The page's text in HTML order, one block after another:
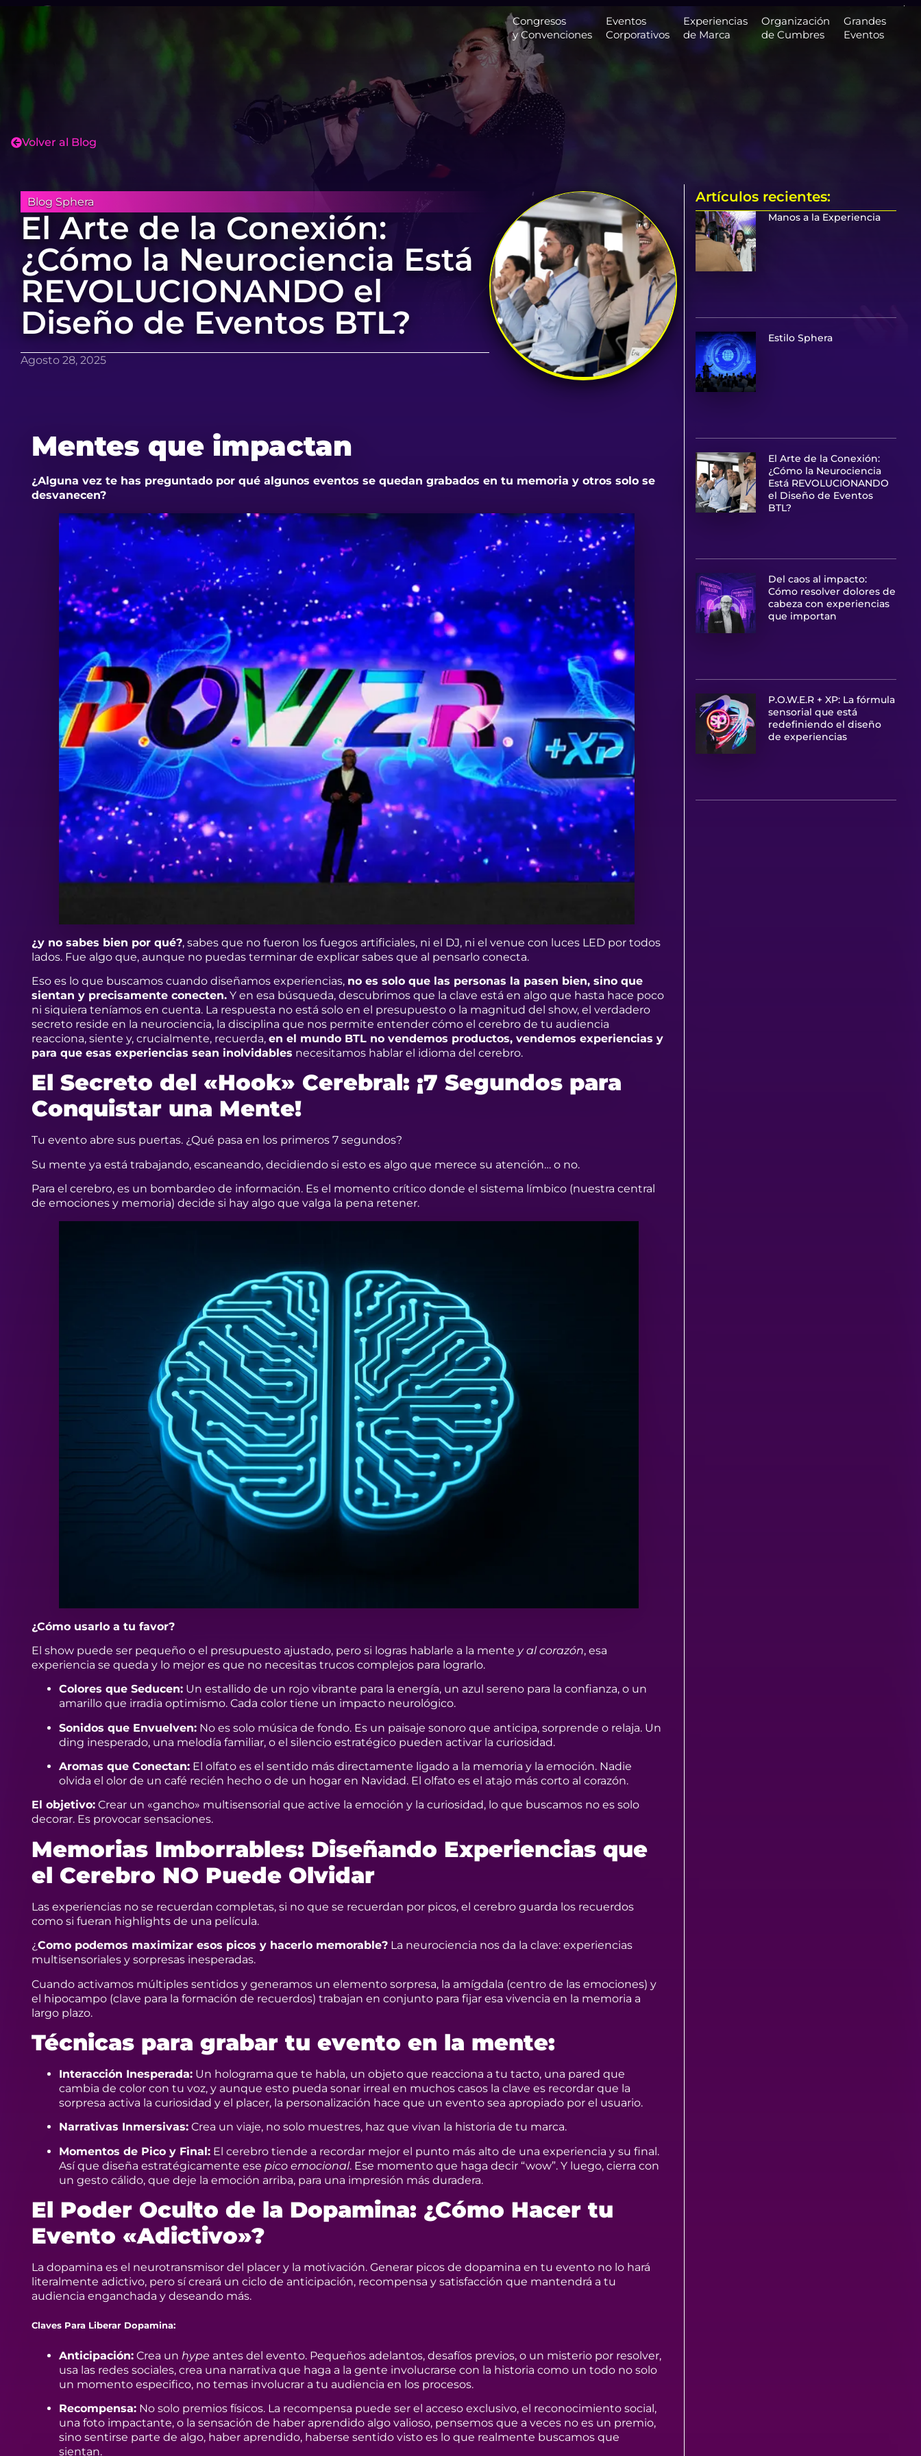
Congresos
y Convenciones
Eventos
Corporativos
Experiencias
de Marca
Organización
de Cumbres
Grandes
Eventos
Volver al Blog
Blog Sphera
El Arte de la Conexión:
¿Cómo la Neurociencia Está
REVOLUCIONANDO el
Diseño de Eventos BTL?
Agosto 28, 2025
Mentes que impactan
¿Alguna vez te has preguntado por qué algunos eventos se quedan grabados en tu memoria y otros solo se
desvanecen?
¿y no sabes bien por qué?, sabes que no fueron los fuegos artificiales, ni el DJ, ni el venue con luces LED por todos
lados. Fue algo que, aunque no puedas terminar de explicar sabes que al pensarlo conecta.
Eso es lo que buscamos cuando diseñamos experiencias, no es solo que las personas la pasen bien, sino que
sientan y precisamente conecten. Y en esa búsqueda, descubrimos que la clave está en algo que hasta hace poco
ni siquiera teníamos en cuenta. La respuesta no está solo en el presupuesto o la magnitud del show, el verdadero
secreto reside en la neurociencia, la disciplina que nos permite entender cómo el cerebro de tu audiencia
reacciona, siente y, crucialmente, recuerda, en el mundo BTL no vendemos productos, vendemos experiencias y
para que esas experiencias sean inolvidables necesitamos hablar el idioma del cerebro.
El Secreto del «Hook» Cerebral: ¡7 Segundos para
Conquistar una Mente!
Tu evento abre sus puertas. ¿Qué pasa en los primeros 7 segundos?
Su mente ya está trabajando, escaneando, decidiendo si esto es algo que merece su atención… o no.
Para el cerebro, es un bombardeo de información. Es el momento crítico donde el sistema límbico (nuestra central
de emociones y memoria) decide si hay algo que valga la pena retener.
¿Cómo usarlo a tu favor?
El show puede ser pequeño o el presupuesto ajustado, pero si logras hablarle a la mente y al corazón, esa
experiencia se queda y lo mejor es que no necesitas trucos complejos para lograrlo.
Colores que Seducen: Un estallido de un rojo vibrante para la energía, un azul sereno para la confianza, o un
amarillo que irradia optimismo. Cada color tiene un impacto neurológico.
Sonidos que Envuelven: No es solo música de fondo. Es un paisaje sonoro que anticipa, sorprende o relaja. Un
ding inesperado, una melodía familiar, o el silencio estratégico pueden activar la curiosidad.
Aromas que Conectan: El olfato es el sentido más directamente ligado a la memoria y la emoción. Nadie
olvida el olor de un café recién hecho o de un hogar en Navidad. El olfato es el atajo más corto al corazón.
El objetivo: Crear un «gancho» multisensorial que active la emoción y la curiosidad, lo que buscamos no es solo
decorar. Es provocar sensaciones.
Memorias Imborrables: Diseñando Experiencias que
el Cerebro NO Puede Olvidar
Las experiencias no se recuerdan completas, si no que se recuerdan por picos, el cerebro guarda los recuerdos
como si fueran highlights de una película.
¿Como podemos maximizar esos picos y hacerlo memorable? La neurociencia nos da la clave: experiencias
multisensoriales y sorpresas inesperadas.
Cuando activamos múltiples sentidos y generamos un elemento sorpresa, la amígdala (centro de las emociones) y
el hipocampo (clave para la formación de recuerdos) trabajan en conjunto para fijar esa vivencia en la memoria a
largo plazo.
Técnicas para grabar tu evento en la mente:
Interacción Inesperada: Un holograma que te habla, un objeto que reacciona a tu tacto, una pared que
cambia de color con tu voz, y aunque esto pueda sonar irreal en muchos casos la clave es recordar que la
sorpresa activa la curiosidad y el placer, la personalización hace que un evento sea apropiado por el usuario.
Narrativas Inmersivas: Crea un viaje, no solo muestres, haz que vivan la historia de tu marca.
Momentos de Pico y Final: El cerebro tiende a recordar mejor el punto más alto de una experiencia y su final.
Así que diseña estratégicamente ese pico emocional. Ese momento que haga decir “wow”. Y luego, cierra con
un gesto cálido, que deje la emoción arriba, para una impresión más duradera.
El Poder Oculto de la Dopamina: ¿Cómo Hacer tu
Evento «Adictivo»?
La dopamina es el neurotransmisor del placer y la motivación. Generar picos de dopamina en tu evento no lo hará
literalmente adictivo, pero sí creará un ciclo de anticipación, recompensa y satisfacción que mantendrá a tu
audiencia enganchada y deseando más.
Claves Para Liberar Dopamina:
Anticipación: Crea un hype antes del evento. Pequeños adelantos, desafíos previos, o un misterio por resolver,
usa las redes sociales, crea una narrativa que haga a la gente involucrarse con la historia como un todo no solo
un momento especifico, no temas involucrar a tu audiencia en los procesos.
Recompensa: No solo premios físicos. La recompensa puede ser el acceso exclusivo, el reconocimiento social,
una foto impactante, o la sensación de haber aprendido algo valioso, pensemos que a veces no es un premio,
sino sentirse parte de algo, haber aprendido, haberse sentido visto es lo que realmente buscamos que
sientan.
Artículos recientes:
Manos a la Experiencia
Estilo Sphera
El Arte de la Conexión:
¿Cómo la Neurociencia
Está REVOLUCIONANDO
el Diseño de Eventos
BTL?
Del caos al impacto:
Cómo resolver dolores de
cabeza con experiencias
que importan
P.O.W.E.R + XP: La fórmula
sensorial que está
redefiniendo el diseño
de experiencias